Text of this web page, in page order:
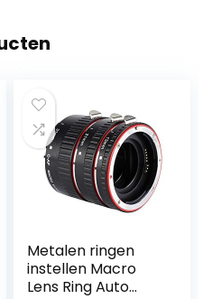
Metalen ringen
instellen Macro
Lens Ring Auto